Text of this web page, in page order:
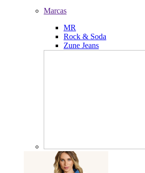
Marcas
MR
Rock & Soda
Zune Jeans